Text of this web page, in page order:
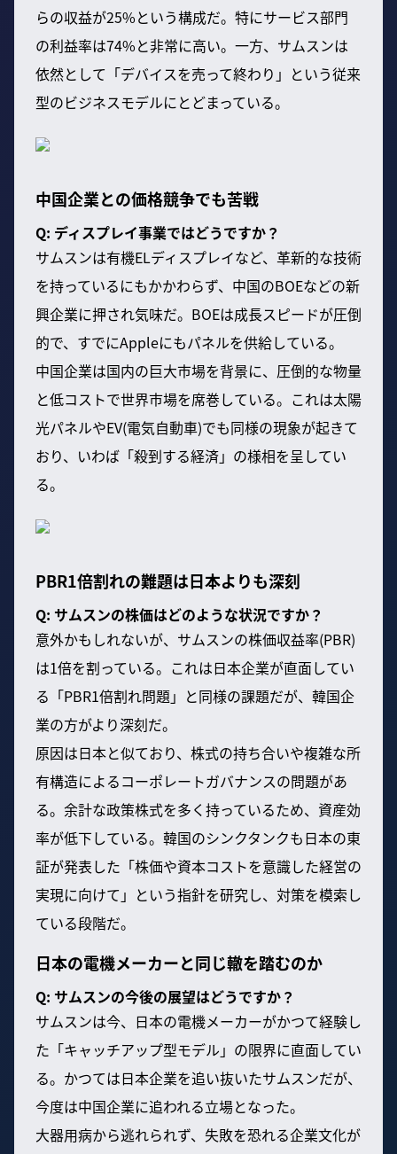
らの収益が25%という構成だ。特にサービス部門
の利益率は74%と非常に高い。一方、サムスンは
依然として「デバイスを売って終わり」という従来
型のビジネスモデルにとどまっている。
中国企業との価格競争でも苦戦
Q: ディスプレイ事業ではどうですか？
サムスンは有機ELディスプレイなど、革新的な技術
を持っているにもかかわらず、中国のBOEなどの新
興企業に押され気味だ。BOEは成長スピードが圧倒
的で、すでにAppleにもパネルを供給している。
中国企業は国内の巨大市場を背景に、圧倒的な物量
と低コストで世界市場を席巻している。これは太陽
光パネルやEV(電気自動車)でも同様の現象が起きて
おり、いわば「殺到する経済」の様相を呈してい
る。
PBR1倍割れの難題は日本よりも深刻
Q: サムスンの株価はどのような状況ですか？
意外かもしれないが、サムスンの株価収益率(PBR)
は1倍を割っている。これは日本企業が直面してい
る「PBR1倍割れ問題」と同様の課題だが、韓国企
業の方がより深刻だ。
原因は日本と似ており、株式の持ち合いや複雑な所
有構造によるコーポレートガバナンスの問題があ
る。余計な政策株式を多く持っているため、資産効
率が低下している。韓国のシンクタンクも日本の東
証が発表した「株価や資本コストを意識した経営の
実現に向けて」という指針を研究し、対策を模索し
ている段階だ。
日本の電機メーカーと同じ轍を踏むのか
Q: サムスンの今後の展望はどうですか？
サムスンは今、日本の電機メーカーがかつて経験し
た「キャッチアップ型モデル」の限界に直面してい
る。かつては日本企業を追い抜いたサムスンだが、
今度は中国企業に追われる立場となった。
大器用病から逃れられず、失敗を恐れる企業文化が